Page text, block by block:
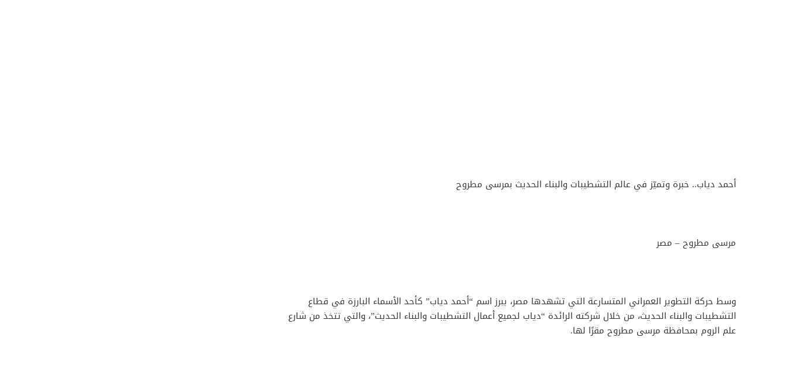
أحمد دياب.. خبرة وتميّز في عالم التشطيبات والبناء الحديث بمرسى مطروح
مرسى مطروح – مصر
وسط حركة التطوير العمراني المتسارعة التي تشهدها مصر، يبرز اسم “أحمد دياب” كأحد الأسماء البارزة في قطاع
التشطيبات والبناء الحديث، من خلال شركته الرائدة “دياب لجميع أعمال التشطيبات والبناء الحديث”، والتي تتخذ من شارع
علم الروم بمحافظة مرسى مطروح مقرًا لها.